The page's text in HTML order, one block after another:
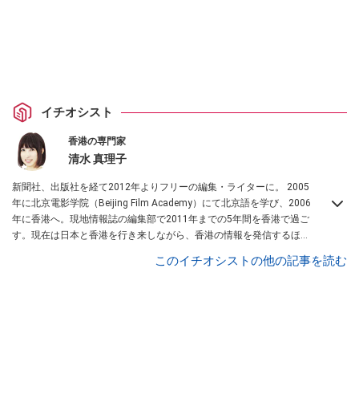
イチオシスト
香港の専門家
清水 真理子
新聞社、出版社を経て2012年よりフリーの編集・ライターに。 2005
年に北京電影学院（Beijing Film Academy）にて北京語を学び、2006
年に香港へ。現地情報誌の編集部で2011年までの5年間を香港で過ご
す。現在は日本と香港を行き来しながら、香港の情報を発信するほ
All About 香港 ガイド を務める。
このイチオシストの他の記事を読む